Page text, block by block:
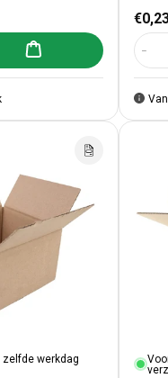
Kartonnen dozen bruin
voor Kartonnen dozen
Aan winkelwagen
werkdag